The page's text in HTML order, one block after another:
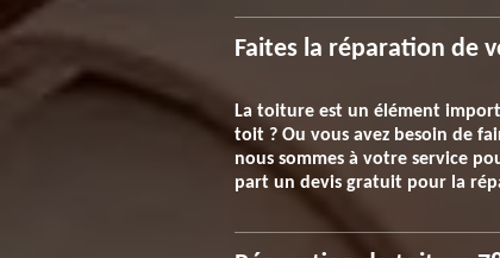
Faites la réparation de
La toiture est un élément
toit ? Ou vous avez besoin de
nous sommes à votre service
part un devis gratuit pour la